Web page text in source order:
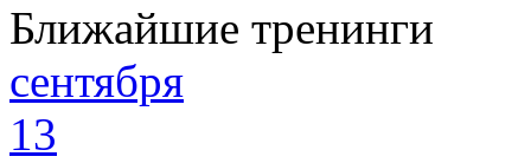
Ближайшие тренинги
сентября
13